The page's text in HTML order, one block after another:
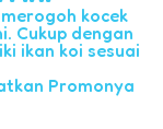
kocek
Cukup dengan
ikan koi sesuai
Promonya